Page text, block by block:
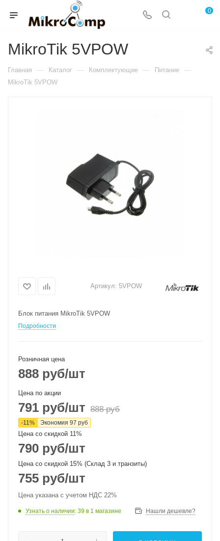
0
MikroTik 5VPOW
Главная — Каталог — Комплектующие — Питание —
MikroTik 5VPOW
Артикул: 5VPOW
Блок питания MikroTik 5VPOW
Подробности
Розничная цена
888 руб/шт
Цена по акции
791 руб/шт 888руб
-11% Экономия 97 руб
Цена со скидкой 11%
790 руб/шт
Цена со скидкой 15% (Склад 3 и транзиты)
755 руб/шт
Цена указана с учетом НДС 22%
Узнать о наличии: 39 в 1 магазине Нашли дешевле?